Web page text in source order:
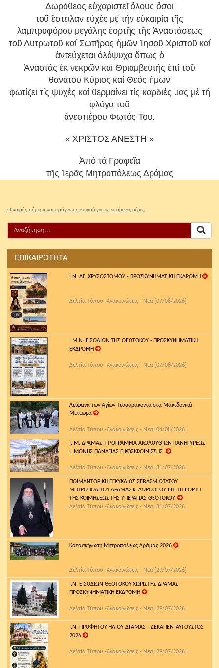
Δωρόθεος εὐχαριστεῖ ὅλους ὅσοι
τοῦ ἔστειλαν εὐχές μέ τήν εὐκαιρία τῆς
λαμπροφόρου μεγάλης ἑορτῆς τῆς Ἀναστάσεως
τοῦ Λυτρωτοῦ καί Σωτῆρος ἡμῶν Ἰησοῦ Χριστοῦ καί
ἀντεύχεται ὁλόψυχα ὅπως ὁ
Ἀναστάς ἐκ νεκρῶν καί Θριαμβευτής ἐπί τοῦ
θανάτου Κύριος καί Θεός ἡμῶν
φωτίζει τίς ψυχές καί θερμαίνει τίς καρδιές μας μέ τή
φλόγα τοῦ
ἀνεσπέρου Φωτός Του.
« ΧΡΙΣΤΟΣ ΑΝΕΣΤΗ »
Ἀπό τά Γραφεῖα
τῆς Ἱερᾶς Μητρoπόλεως Δράμας
Ο καιρός σήμερα και πρόγνωση καιρού για τις επόμενες μέρες
ΕΠΙΚΑΙΡΟΤΗΤΑ
Ι.Ν. ΑΓ. ΧΡΥΣΟΣΤΟΜΟΥ - ΠΡΟΣΚΥΝΗΜΑΤΙΚΗ ΕΚΔΡΟΜΗ
Δελτία Τύπου -Ἀνακοινώσεις - Νέα [07/08/2026]
Ι.Μ.Ν. ΕΙΣΟΔΙΩΝ ΤΗΣ ΘΕΟΤΟΚΟΥ - ΠΡΟΣΚΥΝΗΜΑΤΙΚΗ
ΕΚΔΡΟΜΗ
Δελτία Τύπου -Ἀνακοινώσεις - Νέα [07/08/2026]
Λείψανα των Αγίων Τεσσαράκοντα στα Μακεδονικά
Μετέωρα
Δελτία Τύπου -Ἀνακοινώσεις - Νέα [04/08/2026]
Ι. Μ. ΔΡΑΜΑΣ. ΠΡΟΓΡΑΜΜΑ ΑΚΟΛΟΥΘΙΩΝ ΠΑΝΗΓΥΡΕΩΣ
Ι. ΜΟΝΗΣ ΠΑΝΑΓΙΑΣ ΕΙΚΟΣΙΦΟΙΝΙΣΣΗΣ.
Δελτία Τύπου -Ἀνακοινώσεις - Νέα [31/07/2026]
ΠΟΙΜΑΝΤΟΡΙΚΗ ΕΓΚΥΚΛΙΟΣ ΣΕΒΑΣΜΙΩΤΑΤΟΥ
ΜΗΤΡΟΠΟΛΙΤΟΥ ΔΡΑΜΑΣ κ. ΔΩΡΟΘΕΟΥ ΕΠΙ ΤΗ ΕΟΡΤΗ
ΤΗΣ ΚΟΙΜΗΣΕΩΣ ΤΗΣ ΥΠΕΡΑΓΙΑΣ ΘΕΟΤΟΚΟΥ.
Δελτία Τύπου -Ἀνακοινώσεις - Νέα [31/07/2026]
Κατασκήνωση Μητροπόλεως Δράμας 2026
Δελτία Τύπου -Ἀνακοινώσεις - Νέα [29/07/2026]
Ι.Ν. ΕΙΣΟΔΙΩΝ ΘΕΟΤΟΚΟΥ ΧΩΡΙΣΤΗΣ ΔΡΑΜΑΣ -
ΠΡΟΣΚΥΝΗΜΑΤΙΚΗ ΕΚΔΡΟΜΗ
Δελτία Τύπου -Ἀνακοινώσεις - Νέα [29/07/2026]
Ι.Ν. ΠΡΟΦΗΤΟΥ ΗΛΙΟΥ ΔΡΑΜΑΣ - ΔΕΚΑΠΕΝΤΑΥΓΟΥΣΤΟΣ
2026
Δελτία Τύπου -Ἀνακοινώσεις - Νέα [29/07/2026]